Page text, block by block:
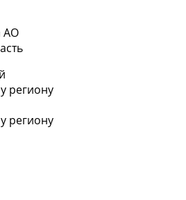
АО
региону
региону